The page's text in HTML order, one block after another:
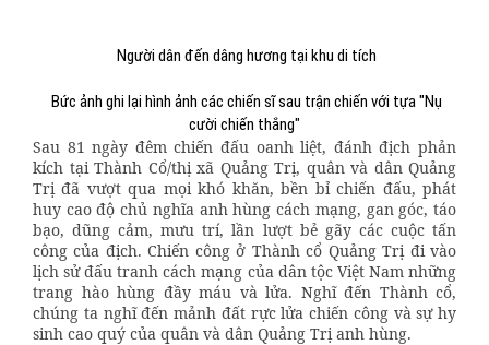
Người dân đến dâng hương tại khu di tích
Bức ảnh ghi lại hình ảnh các chiến sĩ sau trận chiến với tựa "Nụ
cười chiến thắng"
Sau 81 ngày đêm chiến đấu oanh liệt, đánh địch phản
kích tại Thành Cổ/thị xã Quảng Trị, quân và dân Quảng
Trị đã vượt qua mọi khó khăn, bền bỉ chiến đấu, phát
huy cao độ chủ nghĩa anh hùng cách mạng, gan góc, táo
bạo, dũng cảm, mưu trí, lần lượt bẻ gãy các cuộc tấn
công của địch. Chiến công ở Thành cổ Quảng Trị đi vào
lịch sử đấu tranh cách mạng của dân tộc Việt Nam những
trang hào hùng đầy máu và lửa. Nghĩ đến Thành cổ,
chúng ta nghĩ đến mảnh đất rực lửa chiến công và sự hy
sinh cao quý của quân và dân Quảng Trị anh hùng.